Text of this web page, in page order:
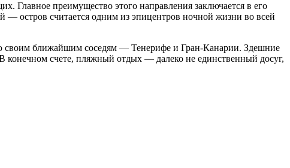
Главное преимущество этого направления заключается в его
— остров считается одним из эпицентров ночной жизни во всей
своим ближайшим соседям — Тенерифе и Гран-Канарии. Здешние
счете, пляжный отдых — далеко не единственный досуг,